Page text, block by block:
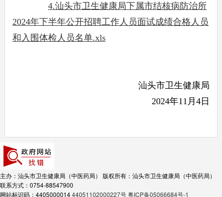
4.汕头市卫生健康局下属市结核病防治所
2024年下半年公开招聘工作人员面试成绩合格人员
和入围体检人员名单.xls
汕头市卫生健康局
2024年11月4日
主办：汕头市卫生健康局（中医药局）
版权所有：汕头市卫生健康局（中医药局）
联系方式：0754-88547900
网站标识码：440500001444051102000227号粤ICP备05066684号-1